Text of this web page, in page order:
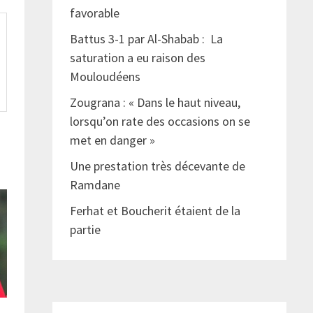
favorable
Battus 3-1 par Al-Shabab : La
saturation a eu raison des
Mouloudéens
Zougrana : « Dans le haut niveau,
lorsqu’on rate des occasions on se
met en danger »
Une prestation très décevante de
Ramdane
Ferhat et Boucherit étaient de la
partie